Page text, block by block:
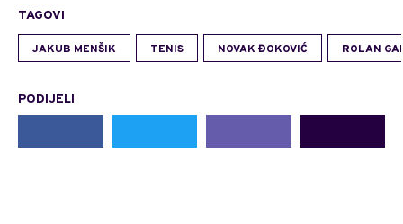
TAGOVI
JAKUB MENŠIK TENIS NOVAK ĐOKOVIĆ ROLAN
PODIJELI